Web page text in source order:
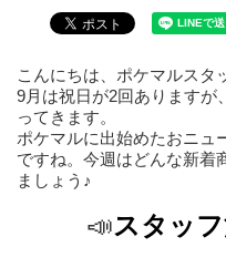
こんにちは、ポケマルスタ
9月は祝日が2回ありますが
ってきます。
ポケマルに出始めたおニュ
ですね。今週はどんな新着
ましょう♪
📣スタッ